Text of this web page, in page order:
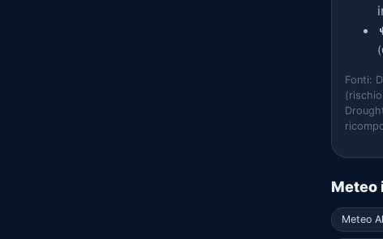
Fonti:
Meteo
Meteo